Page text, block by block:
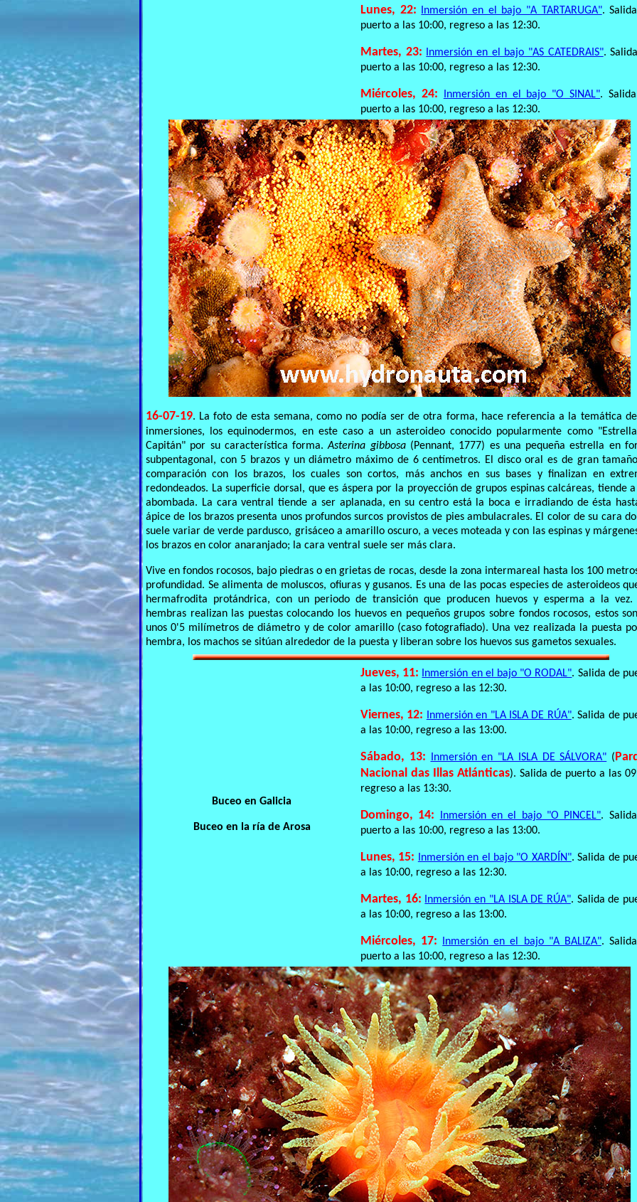
Lunes, 22: Inmersión en el bajo "A TARTARUGA".
puerto a las 10:00, regreso a las 12:30.
Martes, 23: Inmersión en el bajo "AS CATEDRAIS".
puerto a las 10:00, regreso a las 12:30.
Miércoles, 24: Inmersión en el bajo "O SINAL".
puerto a las 10:00, regreso a las 12:30.
16-07-19. La foto de esta semana, como no podía ser de otra forma, hace referencia a la temática
inmersiones, los equinodermos, en este caso a un asteroideo conocido popularmente como
Capitán" por su característica forma.Asterina gibbosa (Pennant, 1777) es una pequeña estrella en
subpentagonal, con 5 brazos y un diámetro máximo de 6 centímetros. El disco oral es de gran
comparación con los brazos, los cuales son cortos, más anchos en sus bases y finalizan en
redondeados. La superficie dorsal, que es áspera por la proyección de grupos espinas calcáreas, tiende
abombada. La cara ventral tiende a ser aplanada, en su centro está la boca e irradiando de ésta
ápice de los brazos presenta unos profundos surcos provistos de pies ambulacrales. El color de su cara
suele variar de verde pardusco, grisáceo a amarillo oscuro, a veces moteada y con las espinas y
los brazos en color anaranjado; la cara ventral suele ser más clara.
Vive en fondos rocosos, bajo piedras o en grietas de rocas, desde la zona intermareal hasta los 100
profundidad. Se alimenta de moluscos, ofiuras y gusanos. Es una de las pocas especies de asteroideos
hermafrodita protándrica, con un periodo de transición que producen huevos y esperma a la vez.
hembras realizan las puestas colocando los huevos en pequeños grupos sobre fondos rocosos, estos
unos 0'5 milímetros de diámetro y de color amarillo (caso fotografiado). Una vez realizada la puesta
hembra, los machos se sitúan alrededor de la puesta y liberan sobre los huevos sus gametos sexuales.
Buceo en Galicia
Buceo en la ría de Arosa
Jueves, 11: Inmersión en el bajo "O RODAL". Salida de
a las 10:00, regreso a las 12:30.
Viernes, 12: Inmersión en "LA ISLA DE RÚA". Salida de
a las 10:00, regreso a las 13:00.
Sábado, 13: Inmersión en "LA ISLA DE SÁLVORA" (
Nacional das Illas Atlánticas). Salida de puerto a las
regreso a las 13:30.
Domingo, 14: Inmersión en el bajo "O PINCEL".
puerto a las 10:00, regreso a las 13:00.
Lunes, 15: Inmersión en el bajo "O XARDÍN". Salida de
a las 10:00, regreso a las 12:30.
Martes, 16: Inmersión en "LA ISLA DE RÚA". Salida de
a las 10:00, regreso a las 13:00.
Miércoles, 17: Inmersión en el bajo "A BALIZA".
puerto a las 10:00, regreso a las 12:30.